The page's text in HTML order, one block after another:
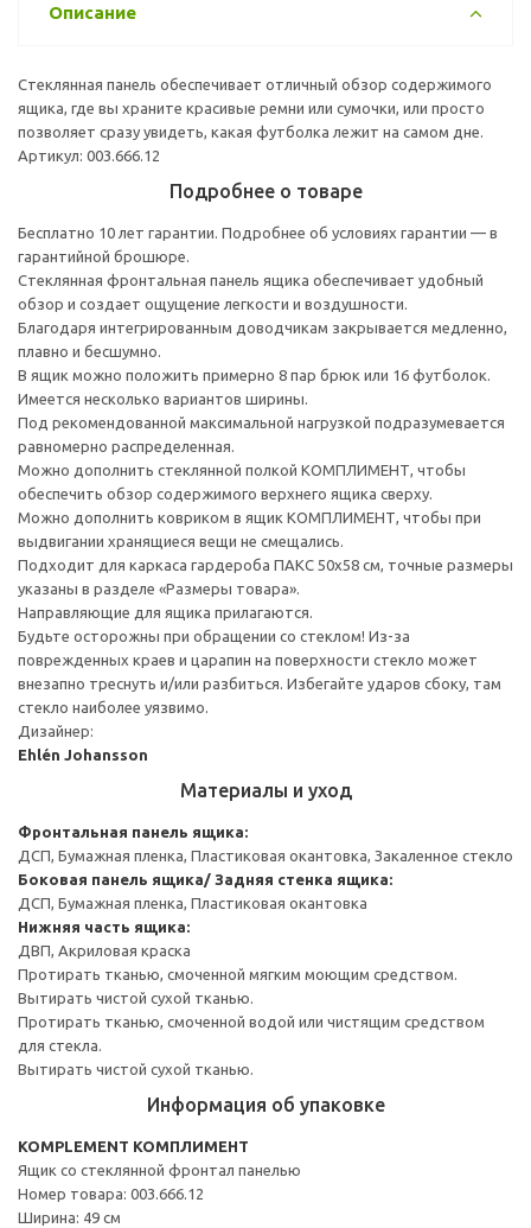
Описание
Стеклянная панель обеспечивает отличный обзор содержимого
ящика, где вы храните красивые ремни или сумочки, или просто
позволяет сразу увидеть, какая футболка лежит на самом дне.
Артикул: 003.666.12
Подробнее о товаре
Бесплатно 10 лет гарантии. Подробнее об условиях гарантии — в
гарантийной брошюре.
Стеклянная фронтальная панель ящика обеспечивает удобный
обзор и создает ощущение легкости и воздушности.
Благодаря интегрированным доводчикам закрывается медленно,
плавно и бесшумно.
В ящик можно положить примерно 8 пар брюк или 16 футболок.
Имеется несколько вариантов ширины.
Под рекомендованной максимальной нагрузкой подразумевается
равномерно распределенная.
Можно дополнить стеклянной полкой КОМПЛИМЕНТ, чтобы
обеспечить обзор содержимого верхнего ящика сверху.
Можно дополнить ковриком в ящик КОМПЛИМЕНТ, чтобы при
выдвигании хранящиеся вещи не смещались.
Подходит для каркаса гардероба ПАКС 50x58 см, точные размеры
указаны в разделе «Размеры товара».
Направляющие для ящика прилагаются.
Будьте осторожны при обращении со стеклом! Из-за
поврежденных краев и царапин на поверхности стекло может
внезапно треснуть и/или разбиться. Избегайте ударов сбоку, там
стекло наиболее уязвимо.
Дизайнер:
Ehlén Johansson
Материалы и уход
Фронтальная панель ящика:
ДСП, Бумажная пленка, Пластиковая окантовка, Закаленное стекло
Боковая панель ящика/ Задняя стенка ящика:
ДСП, Бумажная пленка, Пластиковая окантовка
Нижняя часть ящика:
ДВП, Акриловая краска
Протирать тканью, смоченной мягким моющим средством.
Вытирать чистой сухой тканью.
Протирать тканью, смоченной водой или чистящим средством
для стекла.
Вытирать чистой сухой тканью.
Информация об упаковке
KOMPLEMENT КОМПЛИМЕНТ
Ящик со стеклянной фронтал панелью
Номер товара: 003.666.12
Ширина: 49 см